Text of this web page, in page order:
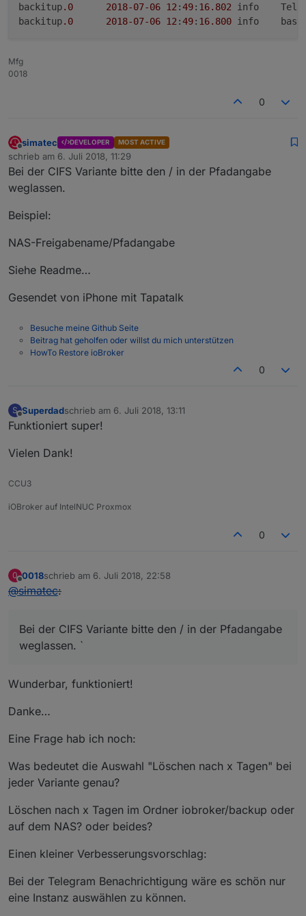
backitup.0 2018-07-06 12 :49: 16.802
backitup.0 2018-07-06 12 :49: 16.800
Mfg
0018
0
Offline
simatec DEVELOPER MOST ACTIVE
schrieb am 6. Juli 2018, 11:29
zuletzt editiert von
Bei der CIFS Variante bitte den / in der Pfadangabe
weglassen.
Beispiel:
NAS-Freigabename/Pfadangabe
Siehe Readme…
Gesendet von iPhone mit Tapatalk
Besuche meine Github Seite
Beitrag hat geholfen oder willst du mich unterstützen
HowTo Restore ioBroker
0
S
Offline
Superdadschrieb am 6. Juli 2018, 13:11
zuletzt editiert von
Funktioniert super!
Vielen Dank!
CCU3
iOBroker auf IntelNUC Proxmox
0
0
Offline
0018schrieb am 6. Juli 2018, 22:58
zuletzt editiert von
@simatec:
Bei der CIFS Variante bitte den / in der Pfadangabe
weglassen. `
Wunderbar, funktioniert!
Danke…
Eine Frage hab ich noch:
Was bedeutet die Auswahl "Löschen nach x Tagen" bei
jeder Variante genau?
Löschen nach x Tagen im Ordner iobroker/backup oder
auf dem NAS? oder beides?
Einen kleiner Verbesserungsvorschlag:
Bei der Telegram Benachrichtigung wäre es schön nur
eine Instanz auswählen zu können.